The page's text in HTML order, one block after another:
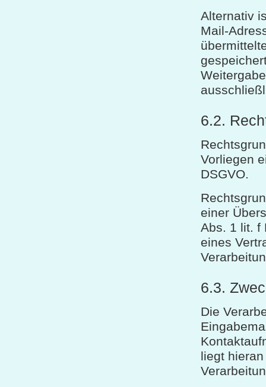
Alternativ
Mail-
6.2.
Vorliegen
DSGVO.
einer
Abs. 1 lit. f
eines
6.3.
Die
liegt